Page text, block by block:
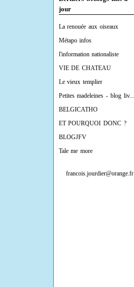
jour
La renouée aux oiseaux
Métapo infos
l'information nationaliste
VIE DE CHATEAU
Le vieux templier
Petites madeleines - blog liv...
BELGICATHO
ET POURQUOI DONC ?
BLOGJFV
Tale me more
francois.jourdier@orange.fr